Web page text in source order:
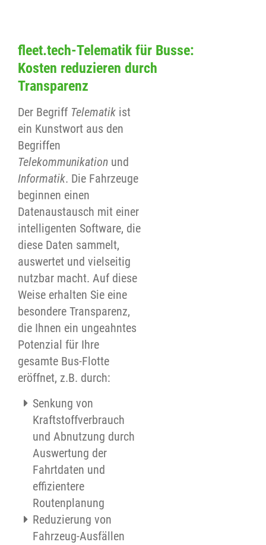
fleet.tech-Telematik für Busse:
Kosten reduzieren durch
Transparenz
Der Begriff Telematik ist
ein Kunstwort aus den
Begriffen
Telekommunikation und
Informatik. Die Fahrzeuge
beginnen einen
Datenaustausch mit einer
intelligenten Software, die
diese Daten sammelt,
auswertet und vielseitig
nutzbar macht. Auf diese
Weise erhalten Sie eine
besondere Transparenz,
die Ihnen ein ungeahntes
Potenzial für Ihre
gesamte Bus-Flotte
eröffnet, z.B. durch:
Senkung von
Kraftstoffverbrauch
und Abnutzung durch
Auswertung der
Fahrtdaten und
effizientere
Routenplanung
Reduzierung von
Fahrzeug-Ausfällen